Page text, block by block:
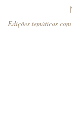
Edições temáticas